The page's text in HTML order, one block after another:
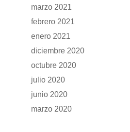
marzo 2021
febrero 2021
enero 2021
diciembre 2020
octubre 2020
julio 2020
junio 2020
marzo 2020